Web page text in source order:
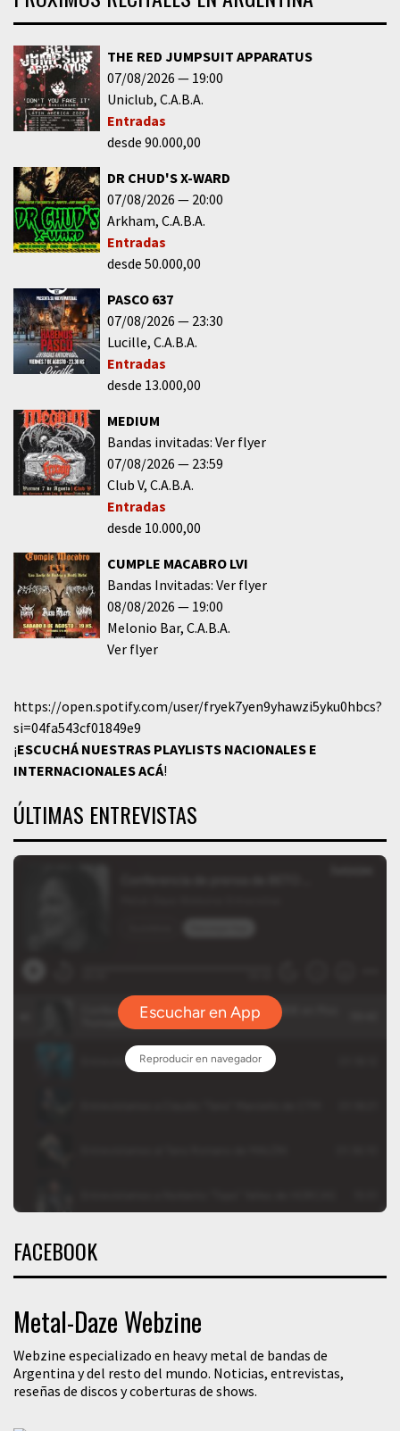
THE RED JUMPSUIT APPARATUS
07/08/2026
19:00
Uniclub C.A.B.A.
Entradas
desde 90.000,00
DR CHUD'S X-WARD
07/08/2026
20:00
Arkham C.A.B.A.
Entradas
desde 50.000,00
PASCO 637
07/08/2026
23:30
Lucille C.A.B.A.
Entradas
desde 13.000,00
MEDIUM
Bandas invitadas: Ver flyer
07/08/2026
23:59
Club V C.A.B.A.
Entradas
desde 10.000,00
CUMPLE MACABRO LVI
Bandas Invitadas: Ver flyer
08/08/2026
19:00
Melonio Bar C.A.B.A.
Ver flyer
https://open.spotify.com/user/fryek7yen9yhawzi5yku0hbcs?
si=04fa543cf01849e9
¡ESCUCHÁ NUESTRAS PLAYLISTS NACIONALES E
INTERNACIONALESACÁ!
ÚLTIMAS ENTREVISTAS
FACEBOOK
Metal-Daze Webzine
Webzine especializado en heavy metal de bandas de
Argentina y del resto del mundo. Noticias, entrevistas,
reseñas de discos y coberturas de shows.